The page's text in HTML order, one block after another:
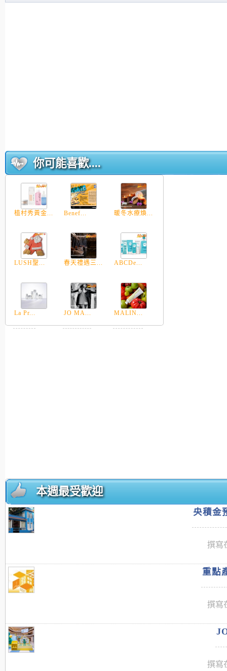
你可能喜歡....
植村秀黃金... Benef... 暖冬水療煥...
LUSH聖... 春天禮遇三... ABCDe...
La Pr... JO MA... MALIN...
本週最受歡迎
央積金
撰寫
重點
撰寫
撰寫